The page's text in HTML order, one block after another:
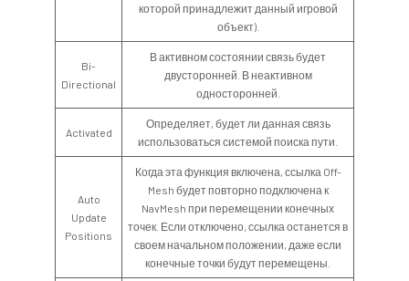
которой принадлежит данный игровой
объект).
Bi-
Directional
В активном состоянии связь будет
двусторонней. В неактивном
односторонней.
Activated
Определяет, будет ли данная связь
использоваться системой поиска пути.
Auto
Update
Positions
Когда эта функция включена, ссылка Off-
Mesh будет повторно подключена к
NavMesh при перемещении конечных
точек. Если отключено, ссылка останется в
своем начальном положении, даже если
конечные точки будут перемещены.